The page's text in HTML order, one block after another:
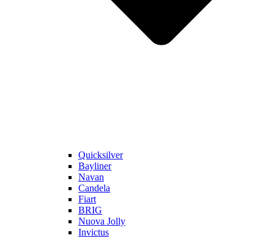
Quicksilver
Bayliner
Navan
Candela
Fiart
BRIG
Nuova Jolly
Invictus